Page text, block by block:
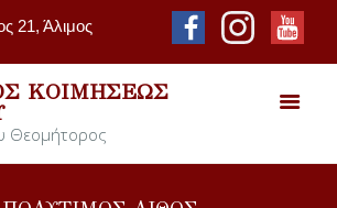
21, Άλιμος
ΚΟΙΜΉΣΕΩΣ
Θεομήτορος